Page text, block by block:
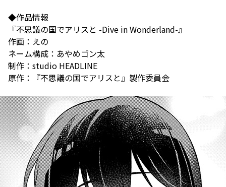
◆作品情報
『不思議の国でアリスと -Dive in Wonderland-』
作画：えの
ネーム構成：あやめゴン太
制作：studio HEADLINE